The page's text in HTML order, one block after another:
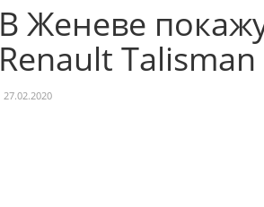
В Женеве
Renault Talisman
27.02.2020